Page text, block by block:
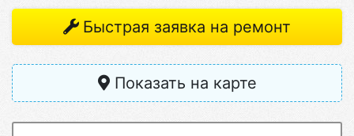
Быстрая заявка на ремонт
Показать на карте